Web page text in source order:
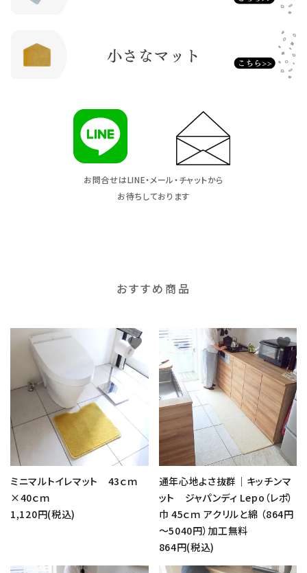
お問合せはLINE・メール・チャットから
お待ちしております
おすすめ商品
ミニマルトイレマット 43ｃｍ
×40ｃｍ
1,120円(税込)
favorite
通年心地よさ抜群｜キッチンマ
ット ジャパンディ Lepo（レポ）
巾 45ｃｍ アクリルと綿 （864円
～5040円）加工無料
864円(税込)
favorite